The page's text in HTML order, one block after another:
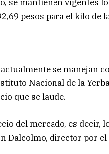
se mantienen vigentes
pesos para el kilo de
se manejan
Nacional de la
que se laude.
del mercado, es decir,
Dalcolmo, director por